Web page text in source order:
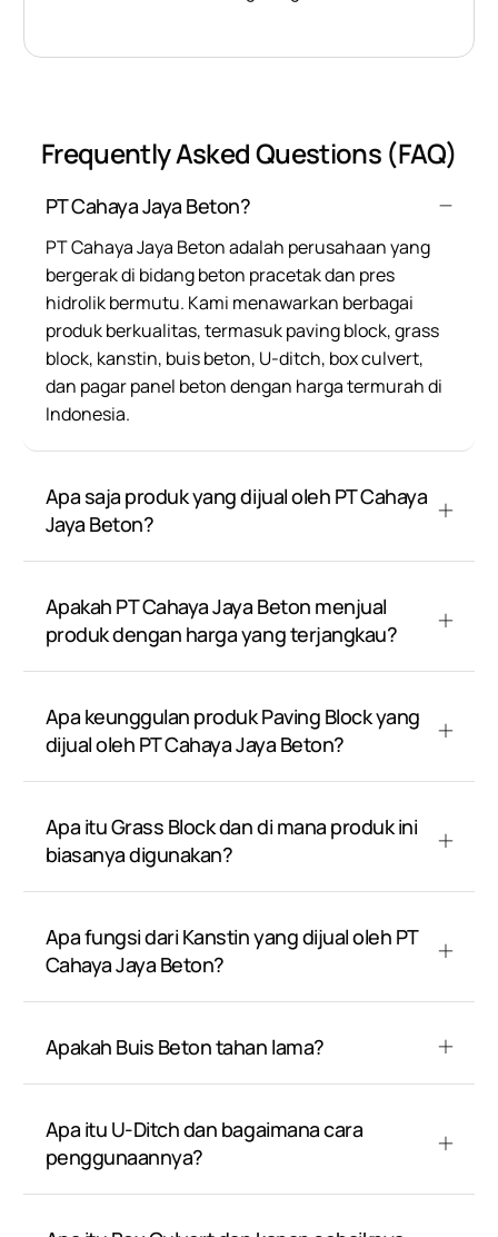
Frequently Asked Questions (FAQ)
PT Cahaya Jaya Beton?
PT Cahaya Jaya Beton adalah perusahaan yang
bergerak di bidang beton pracetak dan pres
hidrolik bermutu. Kami menawarkan berbagai
produk berkualitas, termasuk paving block, grass
block, kanstin, buis beton, U-ditch, box culvert,
dan pagar panel beton dengan harga termurah di
Indonesia.
Apa saja produk yang dijual oleh PT Cahaya
Jaya Beton?
Apakah PT Cahaya Jaya Beton menjual
produk dengan harga yang terjangkau?
Apa keunggulan produk Paving Block yang
dijual oleh PT Cahaya Jaya Beton?
Apa itu Grass Block dan di mana produk ini
biasanya digunakan?
Apa fungsi dari Kanstin yang dijual oleh PT
Cahaya Jaya Beton?
Apakah Buis Beton tahan lama?
Apa itu U-Ditch dan bagaimana cara
penggunaannya?